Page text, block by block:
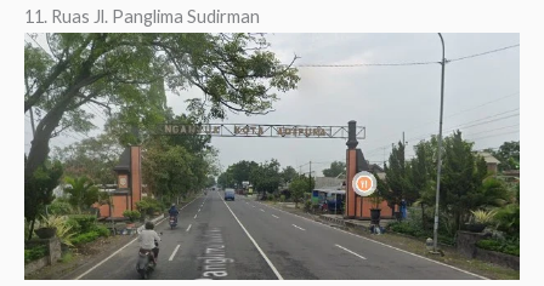
11. Ruas Jl. Panglima Sudirman